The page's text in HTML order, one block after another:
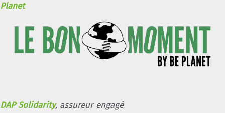
Planet
DAP Solidarity, assureur engagé